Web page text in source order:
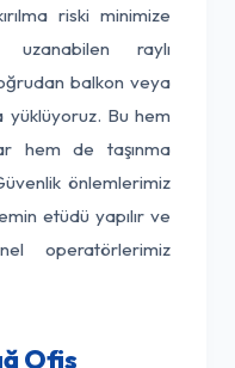
riski minimize
raylı
balkon veya
yüklüyoruz. Bu hem
hem de taşınma
önlemlerimiz
etüdü yapılır ve
operatörlerimiz
Ofis